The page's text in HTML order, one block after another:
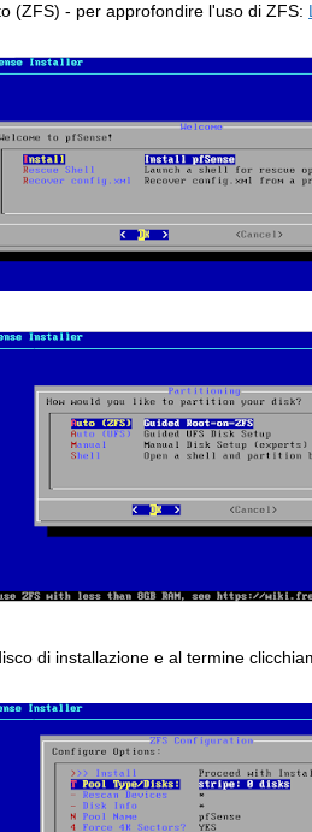
(ZFS) - per approfondire l'uso di ZFS:
di installazione e al termine